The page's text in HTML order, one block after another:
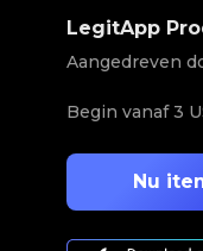
Nu
LegitApp
Aangedreven
Begin vanaf3